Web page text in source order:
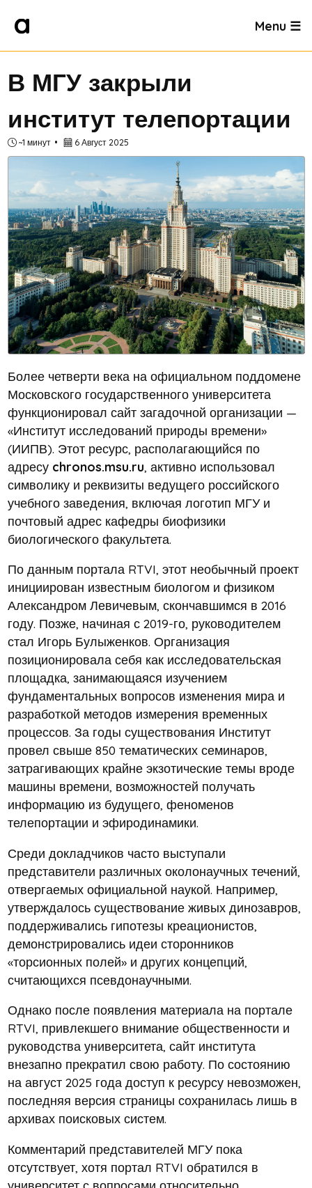
Menu ☰
В МГУ закрыли
институт телепортации
~1 минут 6 Август 2025
Более четверти века на официальном поддомене
Московского государственного университета
функционировал сайт загадочной организации —
«Институт исследований природы времени»
(ИИПВ). Этот ресурс, располагающийся по
адресу chronos.msu.ru, активно использовал
символику и реквизиты ведущего российского
учебного заведения, включая логотип МГУ и
почтовый адрес кафедры биофизики
биологического факультета.
По данным портала RTVI, этот необычный проект
инициирован известным биологом и физиком
Александром Левичевым, скончавшимся в 2016
году. Позже, начиная с 2019-го, руководителем
стал Игорь Булыженков. Организация
позиционировала себя как исследовательская
площадка, занимающаяся изучением
фундаментальных вопросов изменения мира и
разработкой методов измерения временных
процессов. За годы существования Институт
провел свыше 850 тематических семинаров,
затрагивающих крайне экзотические темы вроде
машины времени, возможностей получать
информацию из будущего, феноменов
телепортации и эфиродинамики.
Среди докладчиков часто выступали
представители различных околонаучных течений,
отвергаемых официальной наукой. Например,
утверждалось существование живых динозавров,
поддерживались гипотезы креационистов,
демонстрировались идеи сторонников
«торсионных полей» и других концепций,
считающихся псевдонаучными.
Однако после появления материала на портале
RTVI, привлекшего внимание общественности и
руководства университета, сайт института
внезапно прекратил свою работу. По состоянию
на август 2025 года доступ к ресурсу невозможен,
последняя версия страницы сохранилась лишь в
архивах поисковых систем.
Комментарий представителей МГУ пока
отсутствует, хотя портал RTVI обратился в